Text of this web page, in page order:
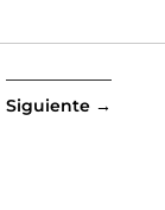
Siguiente →